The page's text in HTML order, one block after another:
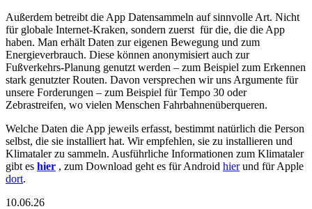
Außerdem betreibt die App Datensammeln auf sinnvolle Art. Nicht
für globale Internet-Kraken, sondern zuerst für die, die die App
haben. Man erhält Daten zur eigenen Bewegung und zum
Energieverbrauch. Diese können anonymisiert auch zur
Fußverkehrs-Planung genutzt werden – zum Beispiel zum Erkennen
stark genutzter Routen. Davon versprechen wir uns Argumente für
unsere Forderungen – zum Beispiel für Tempo 30 oder
Zebrastreifen, wo vielen Menschen Fahrbahnenüberqueren.
Welche Daten die App jeweils erfasst, bestimmt natürlich die Person
selbst, die sie installiert hat. Wir empfehlen, sie zu installieren und
Klimataler zu sammeln. Ausführliche Informationen zum Klimataler
gibt es hier , zum Download geht es für Android hierund für Apple
dort.
10.06.26